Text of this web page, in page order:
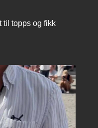
til topps og fikk